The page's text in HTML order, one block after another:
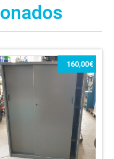
160,00€